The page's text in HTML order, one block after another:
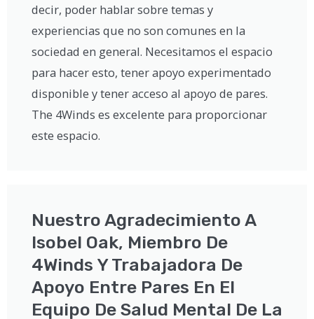
decir, poder hablar sobre temas y
experiencias que no son comunes en la
sociedad en general. Necesitamos el espacio
para hacer esto, tener apoyo experimentado
disponible y tener acceso al apoyo de pares.
The 4Winds es excelente para proporcionar
este espacio.
Nuestro Agradecimiento A
Isobel Oak, Miembro De
4Winds Y Trabajadora De
Apoyo Entre Pares En El
Equipo De Salud Mental De La